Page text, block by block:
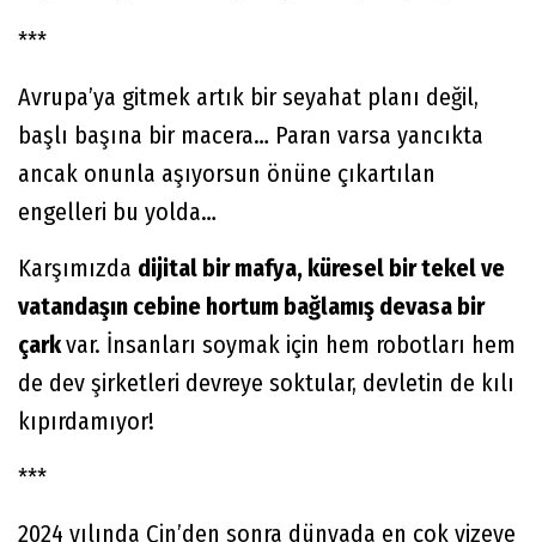
***
Avrupa’ya gitmek artık bir seyahat planı değil,
başlı başına bir macera… Paran varsa yancıkta
ancak onunla aşıyorsun önüne çıkartılan
engelleri bu yolda…
Karşımızda dijital bir mafya, küresel bir tekel ve
vatandaşın cebine hortum bağlamış devasa bir
çarkvar. İnsanları soymak için hem robotları hem
de dev şirketleri devreye soktular, devletin de kılı
kıpırdamıyor!
***
2024 yılında Çin’den sonra dünyada en çok vizeye